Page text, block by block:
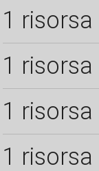
1 risorsa
1 risorsa
1 risorsa
1 risorsa